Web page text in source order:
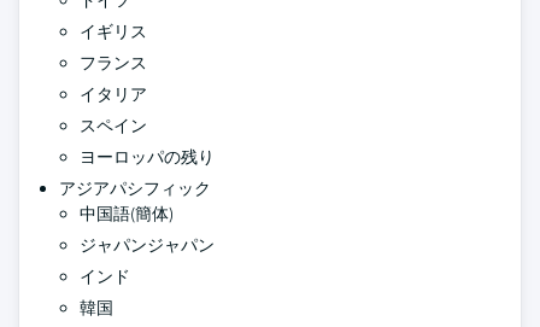
イギリス
フランス
イタリア
スペイン
ヨーロッパの残り
アジアパシフィック
中国語(簡体)
ジャパンジャパン
インド
韓国